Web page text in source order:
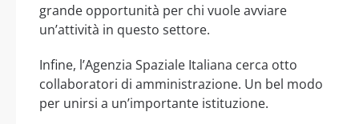
grande opportunità per chi vuole avviare
un’attività in questo settore.
Infine, l’Agenzia Spaziale Italiana cerca otto
collaboratori di amministrazione. Un bel modo
per unirsi a un’importante istituzione.